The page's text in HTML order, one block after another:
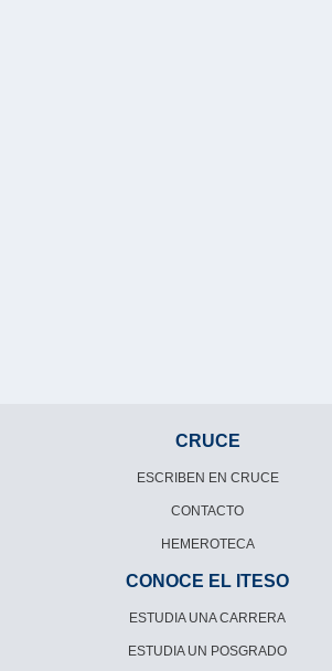
CRUCE
ESCRIBEN EN CRUCE
CONTACTO
HEMEROTECA
CONOCE EL ITESO
ESTUDIA UNA CARRERA
ESTUDIA UN POSGRADO